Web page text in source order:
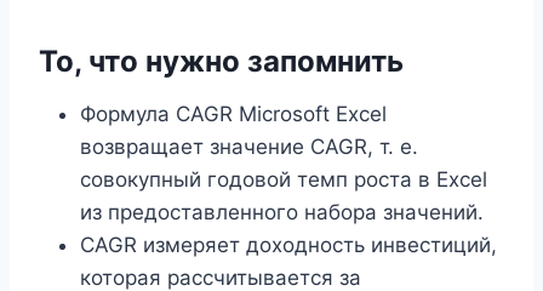
То, что нужно запомнить
Формула CAGR Microsoft Excel
возвращает значение CAGR, т. е.
совокупный годовой темп роста в Excel
из предоставленного набора значений.
CAGR измеряет доходность инвестиций,
которая рассчитывается за